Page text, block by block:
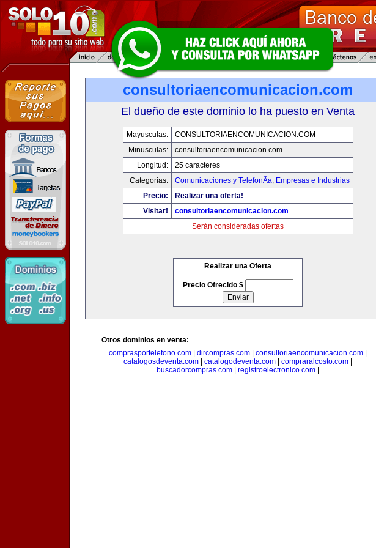
consultoriaencomunicacion.com
El dueño de este dominio lo ha puesto en Venta
Mayusculas:
CONSULTORIAENCOMUNICACION.COM
Minusculas:
consultoriaencomunicacion.com
Longitud:
25 caracteres
Categorias:
Comunicaciones y TelefonÃ­a, Empresas e Industrias
Precio:
Realizar una oferta!
Visitar!
consultoriaencomunicacion.com
Serán consideradas ofertas
Realizar una Oferta
Precio Ofrecido $
Otros dominios en venta:
comprasportelefono.com
dircompras.com consultoriaencomunicacion.com
catalogosdeventa.com
catalogodeventa.com compraralcosto.com
buscadorcompras.com
registroelectronico.com